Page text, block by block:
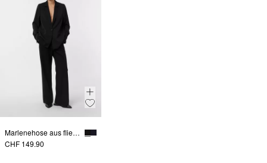
Marlenehose aus fließendem Jersey
CHF 149.90